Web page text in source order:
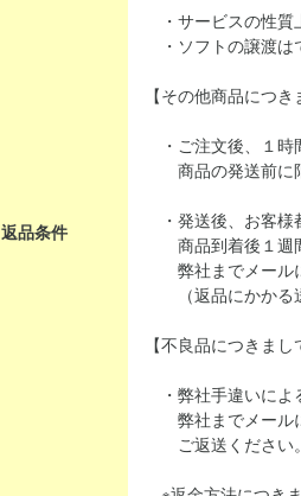
返品条件
・サービスの性質
・ソフトの譲渡は
【その他商品につき
・ご注文後、１時
商品の発送前に限
・発送後、お客様
商品到着後１週間
弊社までメールに
（返品にかかる送
【不良品につきまし
・弊社手違いによ
弊社までメール
ご返送ください。